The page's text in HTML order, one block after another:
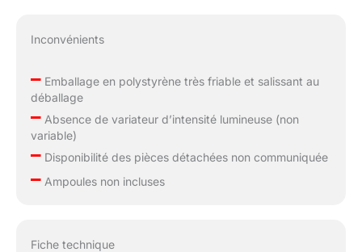
Inconvénients
–Emballage en polystyrène très friable et salissant au
déballage
–Absence de variateur d’intensité lumineuse (non
variable)
–Disponibilité des pièces détachées non communiquée
–Ampoules non incluses
Fiche technique